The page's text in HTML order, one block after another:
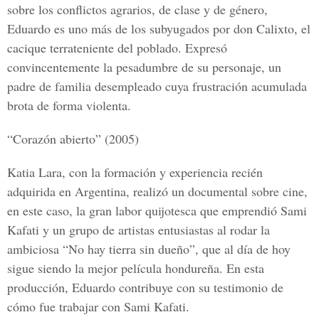
sobre los conflictos agrarios, de clase y de género,
Eduardo es uno más de los subyugados por don Calixto, el
cacique terrateniente del poblado. Expresó
convincentemente la pesadumbre de su personaje, un
padre de familia desempleado cuya frustración acumulada
brota de forma violenta.
“Corazón abierto” (2005)
Katia Lara, con la formación y experiencia recién
adquirida en Argentina, realizó un documental sobre cine,
en este caso, la gran labor quijotesca que emprendió Sami
Kafati y un grupo de artistas entusiastas al rodar la
ambiciosa “No hay tierra sin dueño”, que al día de hoy
sigue siendo la mejor película hondureña. En esta
producción, Eduardo contribuye con su testimonio de
cómo fue trabajar con Sami Kafati.